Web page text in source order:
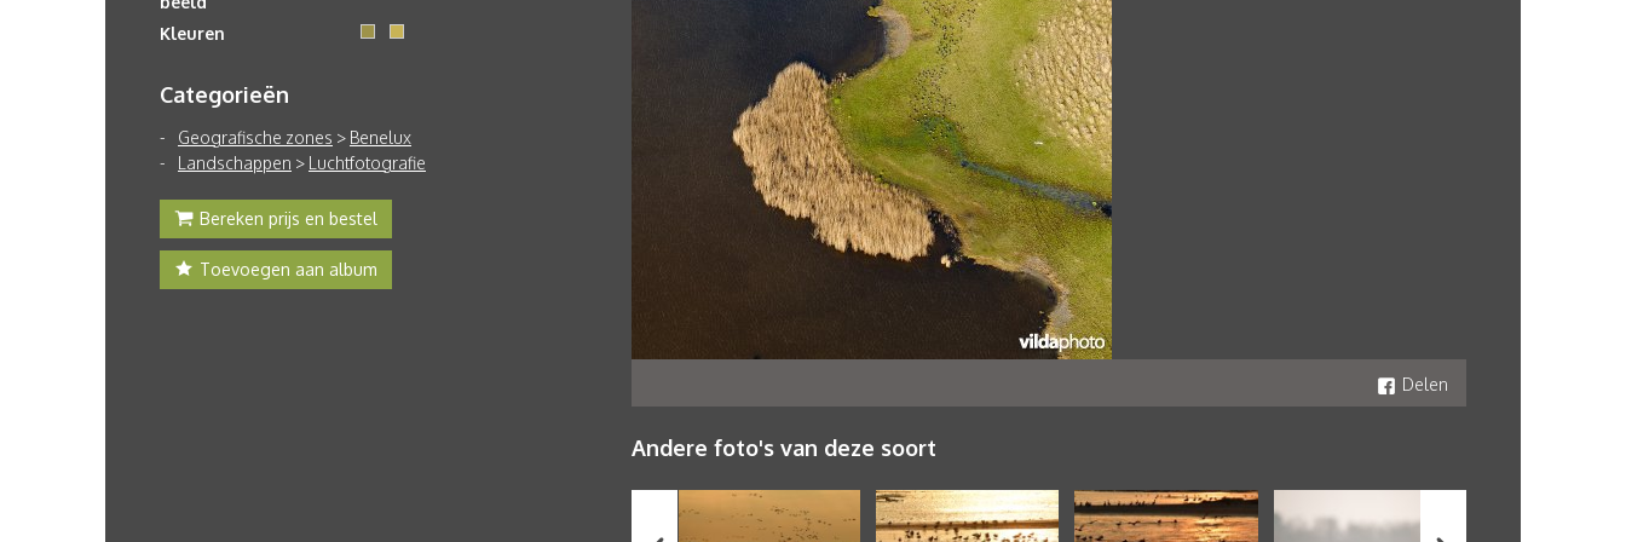
Kleuren
Categorieën
Geografische zones > Benelux
Landschappen > Luchtfotografie
Bereken prijs en bestel
Toevoegen aan album
Delen
Andere foto's van deze soort